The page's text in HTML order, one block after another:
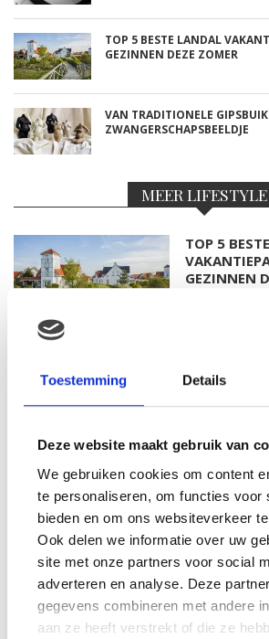
Toestemming Details
Deze website maakt gebruik van
We gebruiken cookies om content
te personaliseren, om functies voor
bieden en om ons websiteverkeer
Ook delen we informatie over uw
site met onze partners voor social
adverteren en analyse. Deze
gegevens combineren met andere
aan ze heeft verstrekt of die ze
TOP 5 BESTE LANDAL
GEZINNEN DEZE ZOMER
VAN TRADITIONELE
ZWANGERSCHAPSBEELDJE
MEER LIFESTYLE
TOP 5
GEZINNEN
VEROVERT
SALE BIJ
TOT 50%
WAAROM